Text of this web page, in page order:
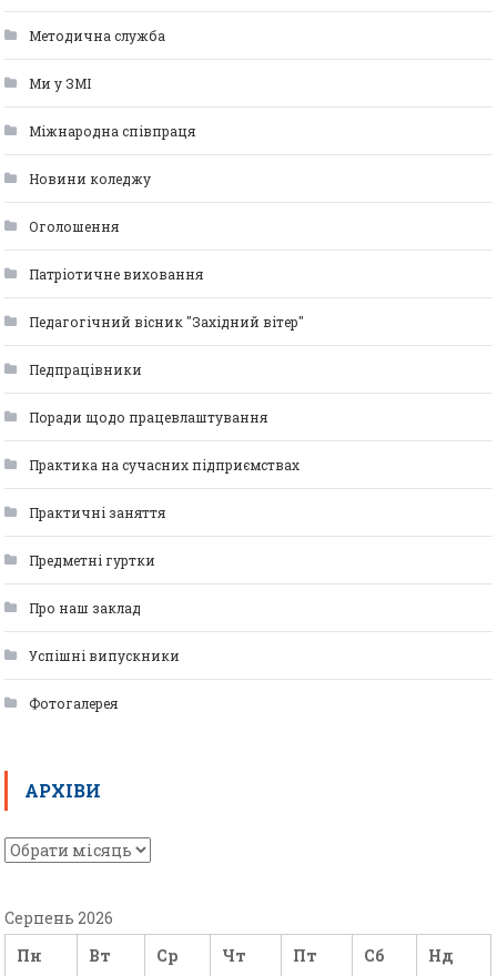
Методична служба
Ми у ЗМІ
Міжнародна співпраця
Новини коледжу
Оголошення
Патріотичне виховання
Педагогічний вісник "Західний вітер"
Педпрацівники
Поради щодо працевлаштування
Практика на сучасних підприємствах
Практичні заняття
Предметні гуртки
Про наш заклад
Успішні випускники
Фотогалерея
АРХІВИ
Серпень 2026
Пн
Вт Ср Чт Пт Сб Нд